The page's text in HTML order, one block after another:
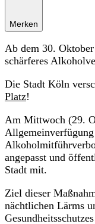
Merken
Ab dem 30.
schärferes
Die Stadt Köln
Platz!
Am Mittwoch (29.
angepasst und
Stadt mit.
Ziel dieser
nächtlichen Lärms